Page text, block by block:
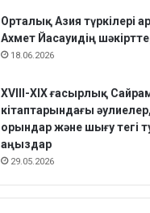
Орталық Азия түркілері
Ахмет Йасауидің
18.06.2026
XVIII-XIX ғасырлық
кітаптарындағы
орындар және шығу тегі
аңыздар
29.05.2026